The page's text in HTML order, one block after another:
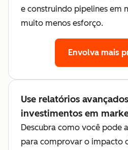
e construindo pipelines em
muito menos esforço.
Envolva mais
Use relatórios
investimentos em
Descubra como você pode
para comprovar o impacto